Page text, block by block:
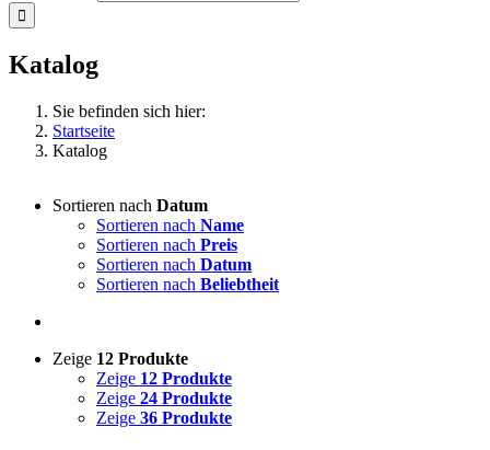
Katalog
Sie befinden sich hier:
Startseite
Katalog
Sortieren nach Datum
Sortieren nach Name
Sortieren nach Preis
Sortieren nach Datum
Sortieren nach Beliebtheit
Zeige 12 Produkte
Zeige 12 Produkte
Zeige 24 Produkte
Zeige 36 Produkte